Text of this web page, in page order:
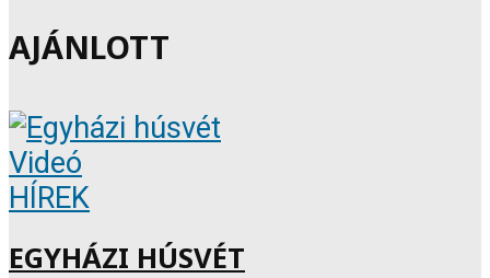
AJÁNLOTT
Videó
HÍREK
EGYHÁZI HÚSVÉT